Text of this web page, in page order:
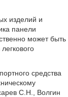
изделий и
панели
может быть
средства
С.Н., Волгин